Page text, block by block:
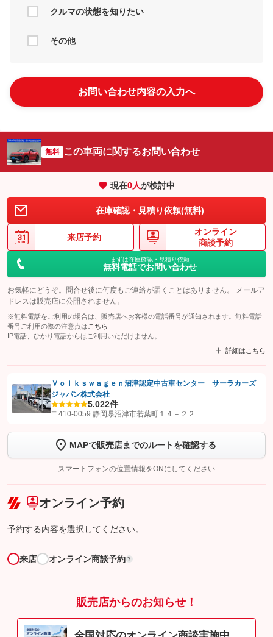
クルマの状態を知りたい
その他
お問い合わせ内容の入力へ
無料 この車両に関するお問い合わせ
現在0人が検討中
在庫確認・見積り依頼(無料)
来店予約
オンライン
商談予約
まずは在庫確認・見積り依頼
無料電話でお問い合わせ
お気軽にどうぞ。問合せ後に何度もご連絡が届くことはありません。 メールア
ドレスは販売店に公開されません。
※無料電話をご利用の場合は、販売店へお客様の電話番号が通知されます。無料電話
番号ご利用の際の注意点は こちら
IP電話、ひかり電話からはご利用いただけません。
詳細はこちら
【STEP1】認証画面でグーネットを友だち追加してから「許可する」ボタンを押
します
【STEP2】 トーク画面で
完了してください。
こちら
Ｖｏｌｋｓｗａｇｅｎ沼津認定中古車センター サーラカーズ
ジャパン株式会社
5.022件
〒410-0059 静岡県沼津市若葉町１４－２２
MAPで販売店までのルートを確認する
スマートフォンの位置情報をONにしてください
オンライン予約
予約する内容を選択してください。
来店 オンライン商談予約 ?
販売店からのお知らせ！